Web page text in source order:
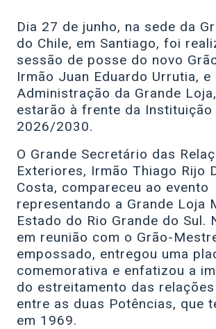
Dia 27 de junho, na sede da
do Chile, em Santiago, foi
sessão de posse do novo
Irmão Juan Eduardo Urrutia, e
Administração da Grande
estarão à frente da
2026/2030.
O Grande Secretário das
Exteriores, Irmão Thiago Rijo
Costa, compareceu ao evento
representando a Grande Loja
Estado do Rio Grande do Sul.
em reunião com o Grão-
empossado, entregou uma
comemorativa e enfatizou a
do estreitamento das
entre as duas Potências, que
em 1969.